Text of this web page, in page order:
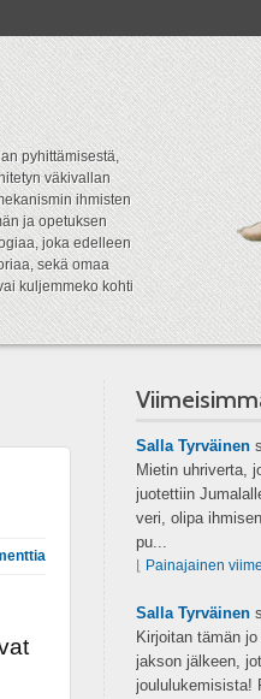
pyhittämisestä,
väkivallan
ihmisten
ja opetuksen
joka edelleen
sekä omaa
kuljemmeko kohti
Salla Tyrväinen
Mietin uhriverta,
juotettiin
veri, olipa
pu...
Painajainen
Salla Tyrväinen
Kirjoitan tämän
jakson jälkeen,
joululukemisista!